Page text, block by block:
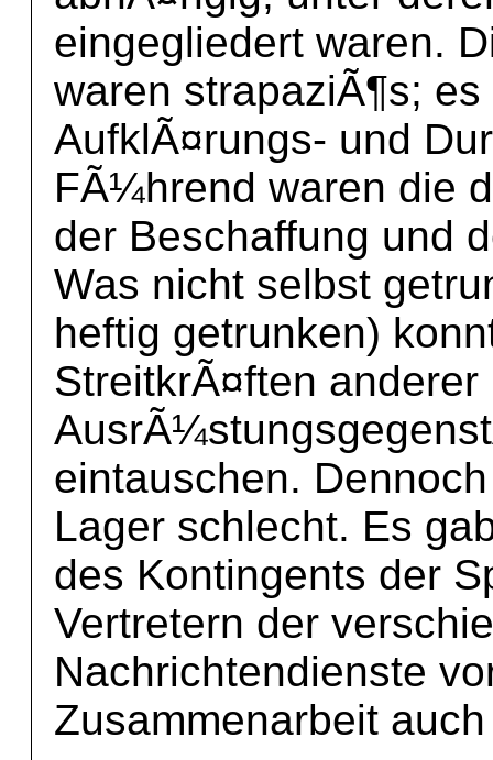
eingegliedert waren.
waren strapaziÃ¶s;
AufklÃ¤rungs- und
FÃ¼hrend waren die
der Beschaffung und
Was nicht selbst
heftig getrunken)
StreitkrÃ¤ften
eintauschen.
Lager schlecht. Es
des Kontingents der
Vertretern der
Nachrichtendienste
Zusammenarbeit